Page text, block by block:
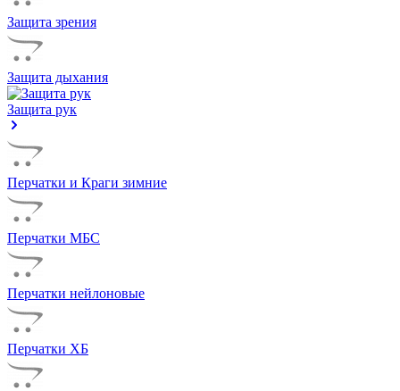
Защита зрения
Защита дыхания
Защита рук
Перчатки и Краги зимние
Перчатки МБС
Перчатки нейлоновые
Перчатки ХБ